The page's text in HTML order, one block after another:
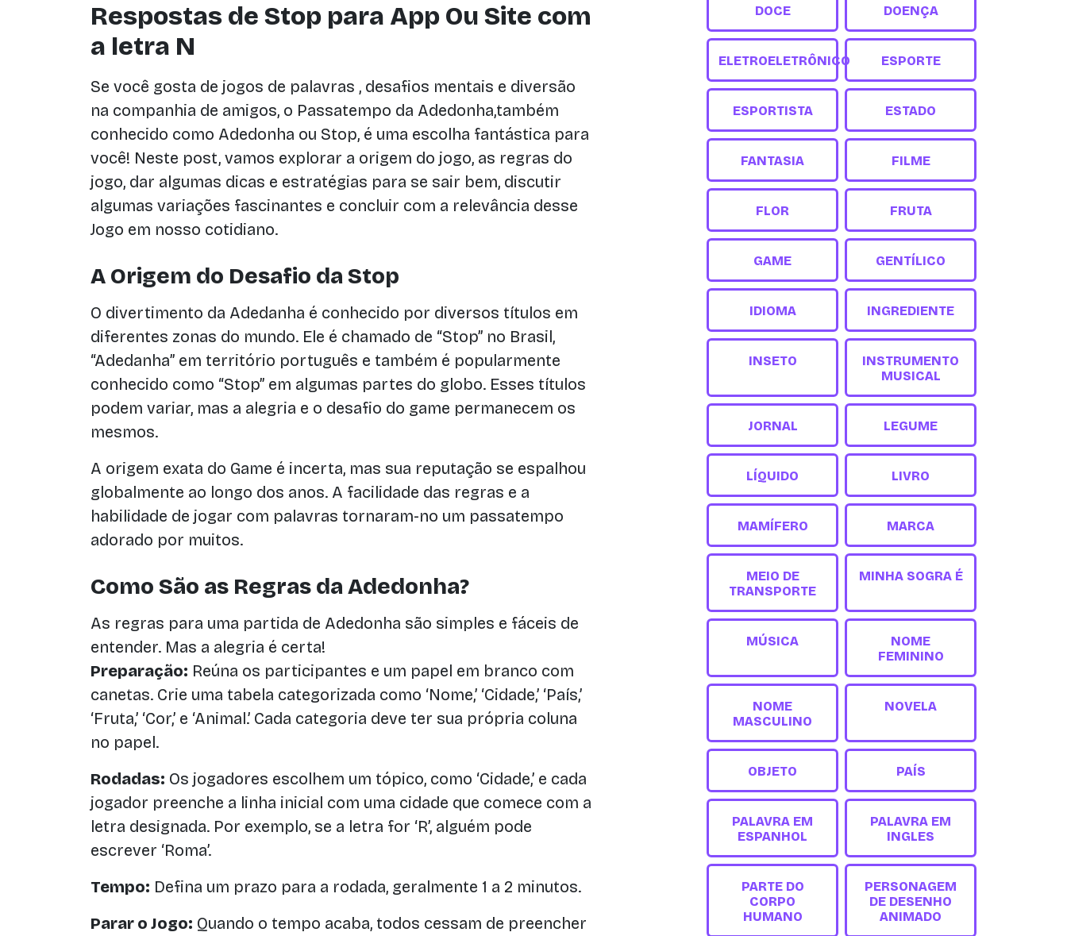
Respostas de Stop para App Ou Site com
a letra N
Se você gosta de jogos de palavras , desafios mentais e diversão
na companhia de amigos, o Passatempo da Adedonha,também
conhecido como Adedonha ou Stop, é uma escolha fantástica para
você! Neste post, vamos explorar a origem do jogo, as regras do
jogo, dar algumas dicas e estratégias para se sair bem, discutir
algumas variações fascinantes e concluir com a relevância desse
Jogo em nosso cotidiano.
A Origem do Desafio da Stop
O divertimento da Adedanha é conhecido por diversos títulos em
diferentes zonas do mundo. Ele é chamado de “Stop” no Brasil,
“Adedanha” em território português e também é popularmente
conhecido como “Stop” em algumas partes do globo. Esses títulos
podem variar, mas a alegria e o desafio do game permanecem os
mesmos.
A origem exata do Game é incerta, mas sua reputação se espalhou
globalmente ao longo dos anos. A facilidade das regras e a
habilidade de jogar com palavras tornaram-no um passatempo
adorado por muitos.
Como São as Regras da Adedonha?
As regras para uma partida de Adedonha são simples e fáceis de
entender. Mas a alegria é certa!
Preparação: Reúna os participantes e um papel em branco com
canetas. Crie uma tabela categorizada como ‘Nome,’ ‘Cidade,’ ‘País,’
‘Fruta,’ ‘Cor,’ e ‘Animal.’ Cada categoria deve ter sua própria coluna
no papel.
Rodadas: Os jogadores escolhem um tópico, como ‘Cidade,’ e cada
jogador preenche a linha inicial com uma cidade que comece com a
letra designada. Por exemplo, se a letra for ‘R’, alguém pode
escrever ‘Roma’.
Tempo: Defina um prazo para a rodada, geralmente 1 a 2 minutos.
Parar o Jogo: Quando o tempo acaba, todos cessam de preencher
DOCE DOENÇA
ELETROELETRÔNICO ESPORTE
ESPORTISTA ESTADO
FANTASIA FILME
FLOR FRUTA
GAME GENTÍLICO
IDIOMA INGREDIENTE
INSETO
INSTRUMENTO
MUSICAL
JORNAL LEGUME
LÍQUIDO LIVRO
MAMÍFERO MARCA
MEIO DE
TRANSPORTE
MINHA SOGRA É
MÚSICA
NOME
FEMININO
NOME
MASCULINO
NOVELA
OBJETO PAÍS
PALAVRA EM
ESPANHOL
PALAVRA EM
INGLES
PARTE DO
CORPO
HUMANO
PERSONAGEM
DE DESENHO
ANIMADO